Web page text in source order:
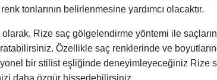
tonlarının belirlenmesine yardımcı olacaktır.
olarak, Rize saç gölgelendirme yöntemi ile
Özellikle saç renklerinde ve
bir stilist eşliğinde deneyimleyeceğiniz Rize
daha özgür hissedebilirsiniz.